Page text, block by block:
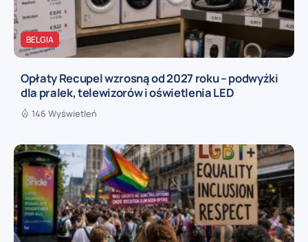
BELGIA
Opłaty Recupel wzrosną od 2027 roku – podwyżki
dla pralek, telewizorów i oświetlenia LED
146 Wyświetleń